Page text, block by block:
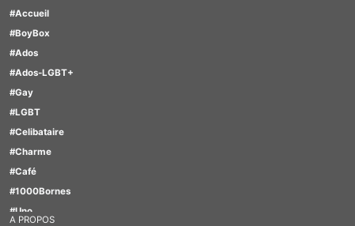
#Accueil
#BoyBox
#Ados
#Ados-LGBT+
#Gay
#LGBT
#Celibataire
#Charme
#Café
#1000Bornes
#Uno
A PROPOS